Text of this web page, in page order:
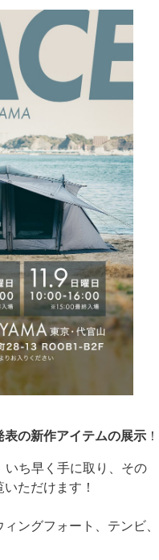
表の新作アイテムの展示 ！
いち早く手に取り、その
ただけます！
ングフォート、テンビ、